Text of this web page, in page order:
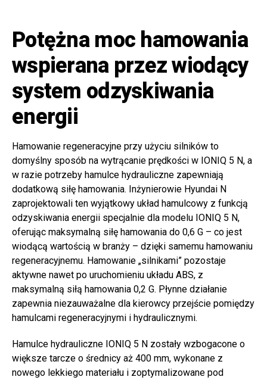
Potężna moc hamowania
wspierana przez wiodący
system odzyskiwania
energii
Hamowanie regeneracyjne przy użyciu silników to
domyślny sposób na wytrącanie prędkości w IONIQ 5 N, a
w razie potrzeby hamulce hydrauliczne zapewniają
dodatkową siłę hamowania. Inżynierowie Hyundai N
zaprojektowali ten wyjątkowy układ hamulcowy z funkcją
odzyskiwania energii specjalnie dla modelu IONIQ 5 N,
oferując maksymalną siłę hamowania do 0,6 G – co jest
wiodącą wartością w branży – dzięki samemu hamowaniu
regeneracyjnemu. Hamowanie „silnikami” pozostaje
aktywne nawet po uruchomieniu układu ABS, z
maksymalną siłą hamowania 0,2 G. Płynne działanie
zapewnia niezauważalne dla kierowcy przejście pomiędzy
hamulcami regeneracyjnymi i hydraulicznymi.
Hamulce hydrauliczne IONIQ 5 N zostały wzbogacone o
większe tarcze o średnicy aż 400 mm, wykonane z
nowego lekkiego materiału i zoptymalizowane pod